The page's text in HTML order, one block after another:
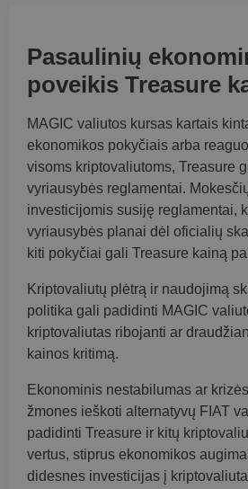
Pasaulinių
poveikis Treasure
MAGIC valiutos kursas kartais
ekonomikos pokyčiais arba
visoms kriptovaliutoms, Treasure
vyriausybės reglamentai.
investicijomis susiję reglamentai,
vyriausybės planai dėl oficialių
kiti pokyčiai gali Treasure kainą
Kriptovaliutų plėtrą ir naudojimą
politika gali padidinti MAGIC
kriptovaliutas ribojanti ar
kainos kritimą.
Ekonominis nestabilumas ar
žmones ieškoti alternatyvų FIAT
padidinti Treasure ir kitų
vertus, stiprus ekonomikos
didesnes investicijas į